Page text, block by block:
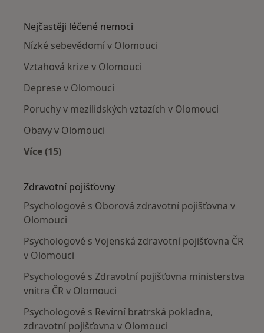
Nejčastěji léčené nemoci
Nízké sebevědomí v Olomouci
Vztahová krize v Olomouci
Deprese v Olomouci
Poruchy v mezilidských vztazích v Olomouci
Obavy v Olomouci
Více (15)
Zdravotní pojišťovny
Psychologové s Oborová zdravotní pojišťovna v
Olomouci
Psychologové s Vojenská zdravotní pojišťovna ČR
v Olomouci
Psychologové s Zdravotní pojišťovna ministerstva
vnitra ČR v Olomouci
Psychologové s Revírní bratrská pokladna,
zdravotní pojišťovna v Olomouci